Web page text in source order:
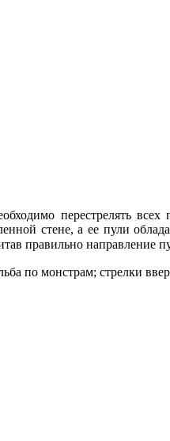
перестрелять всех
стене, а ее пули
правильно направление
по монстрам; стрелки